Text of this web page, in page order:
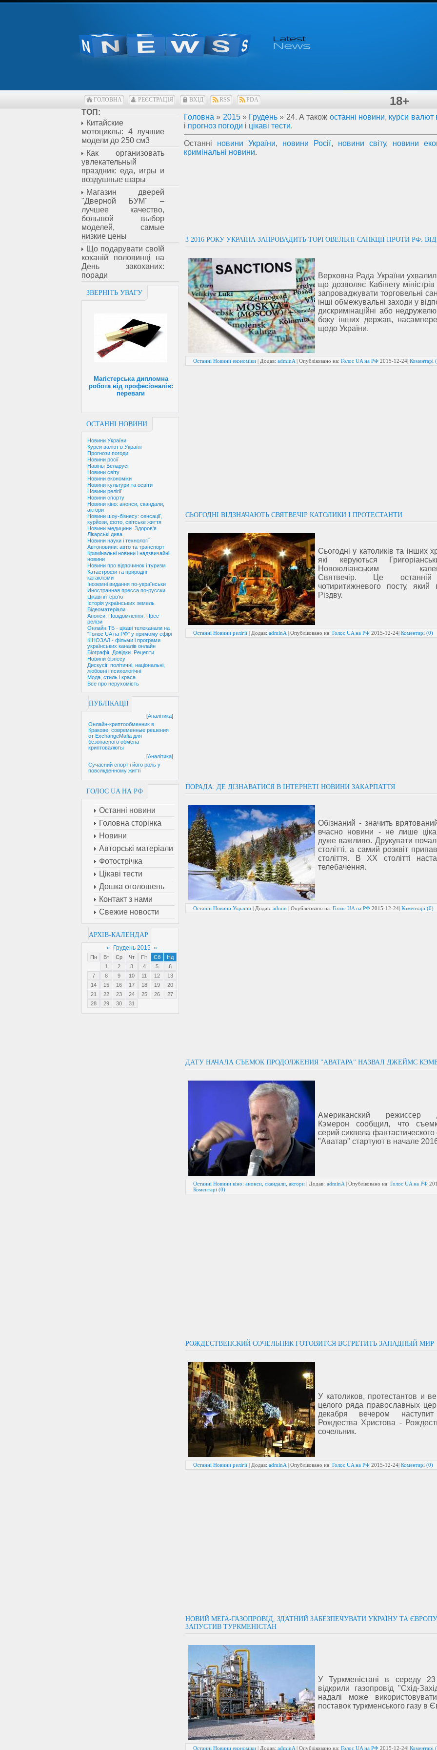
ГОЛОВНА РЕЄСТРАЦІЯ ВХІД RSS PDA 18+
ТОП:
Китайские
мотоциклы: 4 лучшие
модели до 250 см3
Как организовать
увлекательный
праздник: еда, игры и
воздушные шары
Магазин дверей
"Дверной БУМ" –
лучшее качество,
большой выбор
моделей, самые
низкие цены
Що подарувати своїй
коханій половинці на
День закоханих:
поради
ЗВЕРНІТЬ УВАГУ
Магістерська дипломна
робота від професіоналів:
переваги
ОСТАННІ НОВИНИ
Новини України
Курси валют в Україні
Прогнози погоди
Новини росії
Навіны Беларусі
Новини світу
Новини економіки
Новини культури та освіти
Новини релігії
Новини спорту
Новини кіно: анонси, скандали,
актори
Новини шоу-бізнесу: сенсації,
курйози, фото, світське життя
Новини медицини. Здоров'я.
Лікарські дива
Новини науки і технології
Автоновини: авто та транспорт
Кримінальні новини і надзвичайні
новини
Новини про відпочинок і туризм
Катастрофи та природні
катаклізми
Іноземні видання по-українськи
Иностранная пресса по-русски
Цікаві інтерв'ю
Історія українських земель
Відеоматеріали
Анонси. Повідомлення. Прес-
релізи
Онлайн ТБ - цікаві телеканали на
"Голос UA на РФ" у прямому ефірі
КІНОЗАЛ - фільми і програми
українських каналів онлайн
Біографії. Довідки. Рецепти
Новини бізнесу
Дискусії: політичні, національні,
любовні і психологічні
Мода, стиль і краса
Все про нерухомість
ПУБЛІКАЦІЇ
[Аналітика]
Онлайн-криптообменник в
Кракове: современные решения
от ExchangeMafia для
безопасного обмена
криптовалюты
[Аналітика]
Сучасний спорт і його роль у
повсякденному житті
ГОЛОС UA НА РФ
Останні новини
Головна сторінка
Новини
Авторські матеріали
Фотострічка
Цікаві тести
Дошка оголошень
Контакт з нами
Свежие новости
АРХІВ-КАЛЕНДАР
« Грудень 2015 »
Пн Вт Ср Чт Пт Сб
Нд
1
2 3 4 5
6
7
8 9 10 11 12
13
14
15 16 17 18 19
20
21
22 23 24 25 26
27
28
29 30 31
Головна » 2015 » Грудень » 24. А також останні новини, курси валют
і прогноз погоди і цікаві тести.
Останні новини України, новини Росії, новини світу, новини
кримінальні новини.
З 2016 РОКУ УКРАЇНА ЗАПРОВАДИТЬ ТОРГОВЕЛЬНІ САНКЦІЇ ПРОТИ РФ.
Верховна Рада України
що дозволяє Кабінету міністрів
запроваджувати торговельні
інші обмежувальні заходи у
дискримінаційні або
боку інших держав,
щодо України.
Останні Новини економіки | Додав: adminA | Опубліковано на: Голос UA на РФ 2015-12-24| Коментарі
СЬОГОДНІ ВІДЗНАЧАЮТЬ СВЯТВЕЧІР КАТОЛИКИ І ПРОТЕСТАНТИ
Сьогодні у католиків та інших
які керуються
Новоюліанським
Святвечір. Це
чотиритижневого посту, який
Різдву.
Останні Новини релігії | Додав: adminA | Опубліковано на: Голос UA на РФ 2015-12-24| Коментарі (0)
ПОРАДА: ДЕ ДІЗНАВАТИСЯ В ІНТЕРНЕТІ НОВИНИ ЗАКАРПАТТЯ
Обізнаний - значить
вчасно новини - не лише
дуже важливо. Друкувати
столітті, а самий розквіт
століття. В XX столітті
телебачення.
Останні Новини України | Додав: admin | Опубліковано на: Голос UA на РФ 2015-12-24| Коментарі (0)
ДАТУ НАЧАЛА СЪЕМОК ПРОДОЛЖЕНИЯ "АВАТАРА" НАЗВАЛ ДЖЕЙМС
Американский режиссер
Кэмерон сообщил, что
серий сиквела
"Аватар" стартуют в начале
Останні Новини кіно: анонси, скандали, актори | Додав: adminA| Опубліковано на: Голос UA на РФ
Коментарі (0)
РОЖДЕСТВЕНСКИЙ СОЧЕЛЬНИК ГОТОВИТСЯ ВСТРЕТИТЬ ЗАПАДНЫЙ МИР
У католиков, протестантов и
целого ряда православных
декабря вечером
Рождества Христова -
сочельник.
Останні Новини релігії | Додав: adminA | Опубліковано на: Голос UA на РФ 2015-12-24| Коментарі (0)
НОВИЙ МЕГА-ГАЗОПРОВІД, ЗДАТНИЙ ЗАБЕЗПЕЧУВАТИ УКРАЇНУ ТА
ЗАПУСТИВ ТУРКМЕНІСТАН
У Туркменістані в середу 23
відкрили газопровід "Схід-
надалі може
поставок туркменського газу в
Останні Новини економіки | Додав: adminA | Опубліковано на: Голос UA на РФ 2015-12-24| Коментарі